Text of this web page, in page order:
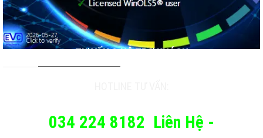
TƯ VẤN & HỖ TRỢ KHÁCH
034 224 8182 Liên Hệ -